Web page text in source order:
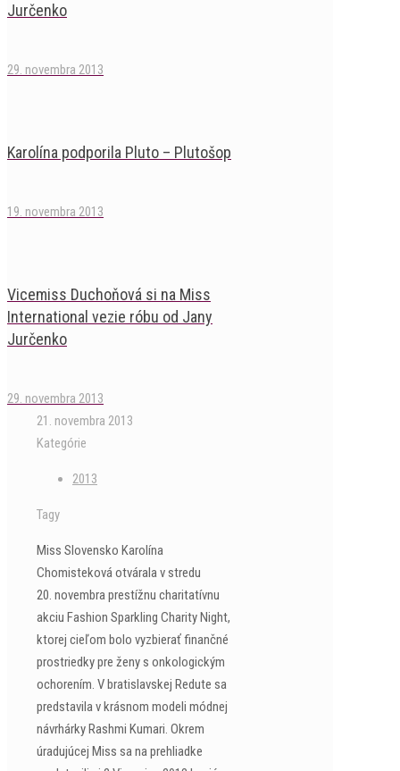
Jurčenko
29. novembra 2013
Karolína podporila Pluto – Plutošop
19. novembra 2013
Vicemiss Duchoňová si na Miss
International vezie róbu od Jany
Jurčenko
29. novembra 2013
21. novembra 2013
Kategórie
2013
Tagy
Miss Slovensko Karolína
Chomisteková otvárala v stredu
20. novembra prestížnu charitatívnu
akciu Fashion Sparkling Charity Night,
ktorej cieľom bolo vyzbierať finančné
prostriedky pre ženy s onkologickým
ochorením. V bratislavskej Redute sa
predstavila v krásnom modeli módnej
návrhárky Rashmi Kumari. Okrem
úradujúcej Miss sa na prehliadke